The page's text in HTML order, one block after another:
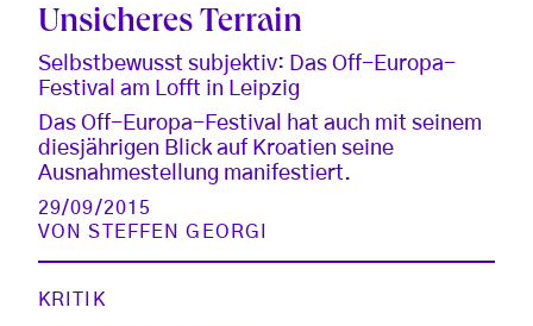
Unsicheres Terrain
Selbstbewusst subjektiv: Das Off-Europa-
Festival am Lofft in Leipzig
Das Off-Europa-Festival hat auch mit seinem
diesjährigen Blick auf Kroatien seine
Ausnahmestellung manifestiert.
29/09/2015
VONSTEFFEN GEORGI
KRITIK